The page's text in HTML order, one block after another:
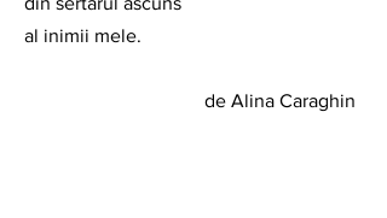
al inimii mele.
de Alina Caraghin